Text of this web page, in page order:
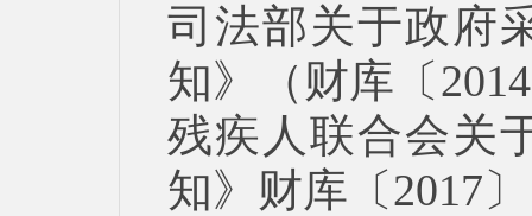
司法部关于政府
知》（财库〔
残疾人联合会关
知》财库〔2017